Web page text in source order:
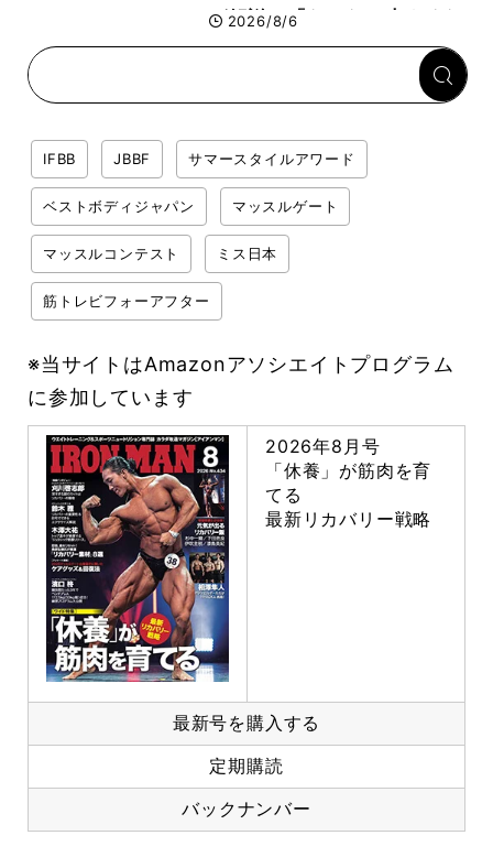
が解説！「なかなか大きくな
らない肩の鍛え方」前編
2026/8/6
IFBB JBBF サマースタイルアワード
ベストボディジャパン マッスルゲート
マッスルコンテスト ミス日本
筋トレビフォーアフター
※当サイトはAmazonアソシエイトプログラム
に参加しています
2026年8月号
「休養」が筋肉を育
てる
最新リカバリー戦略
最新号を購入する
定期購読
バックナンバー